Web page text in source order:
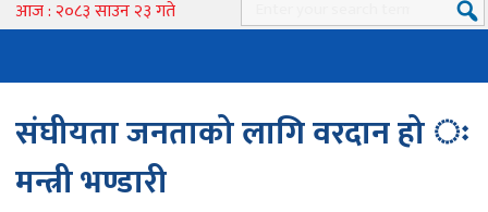
आज : २०८३ साउन २३ गते
संघीयता जनताको लागि वरदान हो ः
मन्त्री भण्डारी